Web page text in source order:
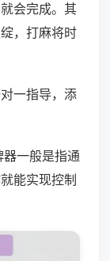
会完成。其
，打麻将时
一指导，添
一般是指通
能实现控制